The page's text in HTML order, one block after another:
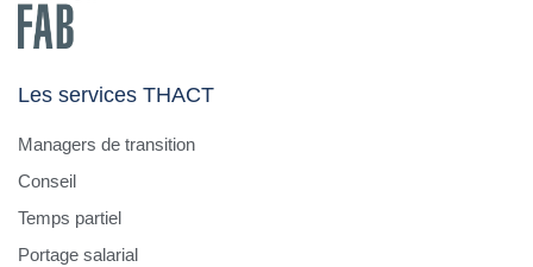
Les services THACT
Managers de transition
Conseil
Temps partiel
Portage salarial